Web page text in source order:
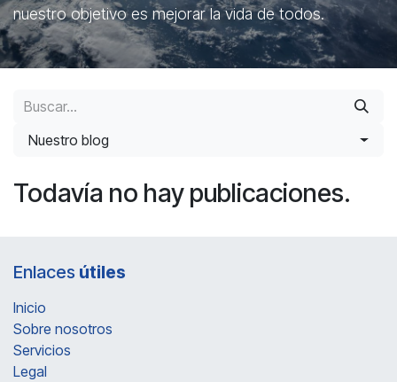
nuestro objetivo es mejorar la vida de todos.
Nuestro blog
Todavía no hay publicaciones.
Enlaces útiles
Inicio
Sobre nosotros
Servicios
Legal